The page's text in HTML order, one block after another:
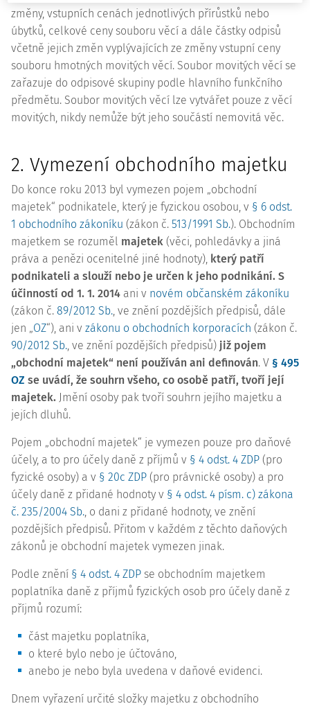
změny, vstupních cenách jednotlivých přírůstků nebo
úbytků, celkové ceny souboru věcí a dále částky odpisů
včetně jejich změn vyplývajících ze změny vstupní ceny
souboru hmotných movitých věcí. Soubor movitých věcí se
zařazuje do odpisové skupiny podle hlavního funkčního
předmětu. Soubor movitých věcí lze vytvářet pouze z věcí
movitých, nikdy nemůže být jeho součástí nemovitá věc.
2. Vymezení obchodního majetku
Do konce roku 2013 byl vymezen pojem „obchodní
majetek“ podnikatele, který je fyzickou osobou, v § 6 odst.
1 obchodního zákoníku (zákon č. 513/1991 Sb.). Obchodním
majetkem se rozuměl majetek (věci, pohledávky a jiná
práva a penězi ocenitelné jiné hodnoty), který patří
podnikateli a slouží nebo je určen k jeho podnikání. S
účinností od 1. 1. 2014 ani v novém občanském zákoníku
(zákon č. 89/2012 Sb., ve znění pozdějších předpisů, dále
jen „OZ“), ani v zákonu o obchodních korporacích (zákon č.
90/2012 Sb., ve znění pozdějších předpisů) již pojem
„obchodní majetek“ není používán ani definován. V § 495
OZ se uvádí, že souhrn všeho, co osobě patří, tvoří její
majetek. Jmění osoby pak tvoří souhrn jejího majetku a
jejích dluhů.
Pojem „obchodní majetek“ je vymezen pouze pro daňové
účely, a to pro účely daně z příjmů v § 4 odst. 4 ZDP (pro
fyzické osoby) a v § 20c ZDP (pro právnické osoby) a pro
účely daně z přidané hodnoty v § 4 odst. 4 písm. c) zákona
č. 235/2004 Sb., o dani z přidané hodnoty, ve znění
pozdějších předpisů. Přitom v každém z těchto daňových
zákonů je obchodní majetek vymezen jinak.
Podle znění § 4 odst. 4 ZDP se obchodním majetkem
poplatníka daně z příjmů fyzických osob pro účely daně z
příjmů rozumí:
část majetku poplatníka,
o které bylo nebo je účtováno,
anebo je nebo byla uvedena v daňové evidenci.
Dnem vyřazení určité složky majetku z obchodního